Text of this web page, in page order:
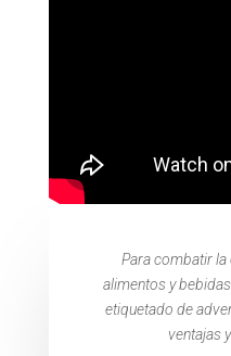
Para combatir
alimentos y
etiquetado de
ventajas